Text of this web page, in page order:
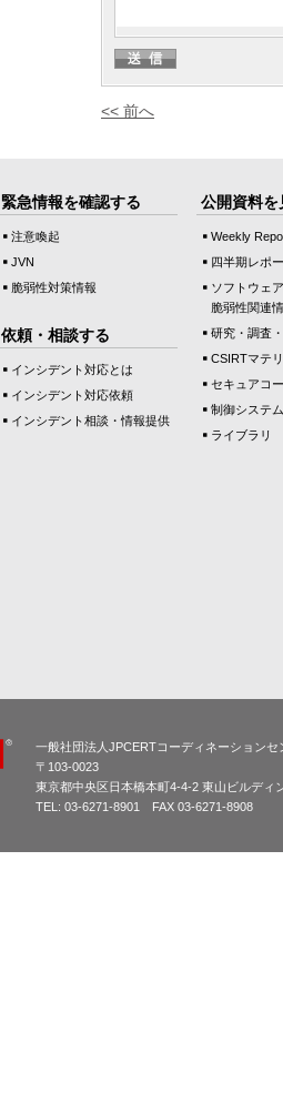
<< 前へ
緊急情報を確認する
注意喚起
JVN
脆弱性対策情報
依頼・相談する
インシデント対応とは
インシデント対応依頼
インシデント相談・情報提供
公開資料を
Weekly
四半期レポ
ソフトウェ
脆弱性関連
研究・調査
CSIRTマテ
セキュアコ
制御システ
ライブラリ
一般社団法人JPCERTコーディネーションセ
〒103-0023
東京都中央区日本橋本町4-4-2 東山ビルディ
TEL: 03-6271-8901 FAX 03-6271-8908